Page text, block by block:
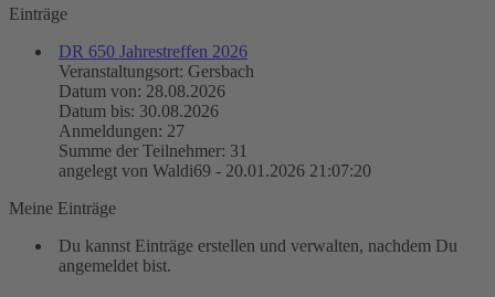
Einträge
DR 650 Jahrestreffen 2026
Veranstaltungsort: Gersbach
Datum von: 28.08.2026
Datum bis: 30.08.2026
Anmeldungen: 27
Summe der Teilnehmer: 31
angelegt von Waldi69 - 20.01.2026 21:07:20
Meine Einträge
Du kannst Einträge erstellen und verwalten, nachdem Du
angemeldet bist.